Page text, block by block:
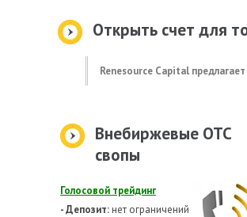
Открыть счет для
Renesource Capital
Внебиржевые OTC
свопы
Голосовой трейдинг
- Депозит:нет ограничений